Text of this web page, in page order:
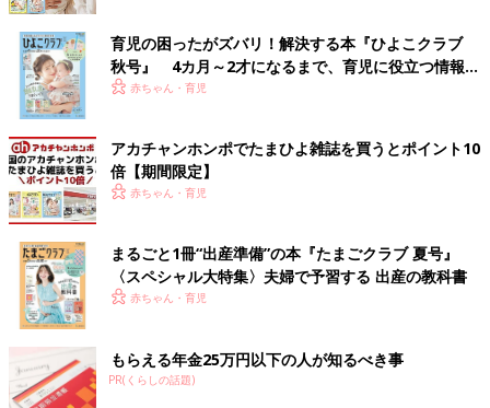
小学校の講演会で義足を手にした男の子。重さにびっくりしているのかも？
――21歳のときに交通事故で右脚の太ももの下を切断され、そこ
から小須田さんの人生は大きく変わっていったかと思います。事
故の瞬間のことは覚えていますか？
小須田 よく覚えています。大学を中退後、高校時代からアルバ
イトをしていた引っ越し業者に就職しました。トラックでお客さ
まの荷物を運んでいるときの事故でした。片側3車線の大きな道
まれた状態で、事故と同時にひきちぎられた状態でした。右足の
太ももから下がなく、足の骨がむき出しで見えていましたが、そ
のことよりも運んでいたお客さまの荷物が気になって「どうしよ
う」と思ったことを覚えています。
――事故直後、意識はしっかりあったんですね。
育児の困ったがズバリ！解決する本『ひよこクラブ
秋号』 4カ月～2才になるまで、育児に役立つ情報が
いっぱい！
赤ちゃん・育児
アカチャンホンポでたまひよ雑誌を買うとポイント10
倍【期間限定】
赤ちゃん・育児
まるごと1冊“出産準備”の本『たまごクラブ 夏号』
〈スペシャル大特集〉夫婦で予習する 出産の教科書
赤ちゃん・育児
もらえる年金25万円以下の人が知るべき事
PR(くらしの話題)